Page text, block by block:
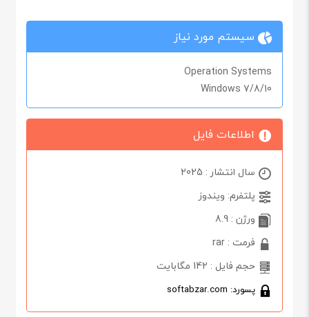
سیستم مورد نیاز
Operation Systems
Windows 7/8/10
اطلاعات فایل
سال انتشار : 2025
پلتفرم: ویندوز
ورژن : 8.9
فرمت : rar
حجم فایل : 142 مگابایت
پسورد: softabzar.com